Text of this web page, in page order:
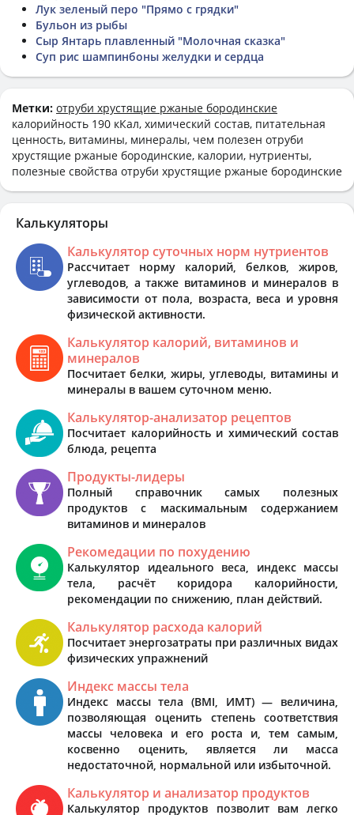
Лук зеленый перо "Прямо с грядки"
Бульон из рыбы
Сыр Янтарь плавленный "Молочная сказка"
Суп рис шампинбоны желудки и сердца
Метки: отруби хрустящие ржаные бородинские
калорийность 190 кКал, химический состав, питательная
ценность, витамины, минералы, чем полезен отруби
хрустящие ржаные бородинские, калории, нутриенты,
полезные свойства отруби хрустящие ржаные бородинские
Калькуляторы
Калькулятор суточных норм нутриентов
Рассчитает норму калорий, белков, жиров,
углеводов, а также витаминов и минералов в
зависимости от пола, возраста, веса и уровня
физической активности.
Калькулятор калорий, витаминов и
минералов
Посчитает белки, жиры, углеводы, витамины и
минералы в вашем суточном меню.
Калькулятор-анализатор рецептов
Посчитает калорийность и химический состав
блюда, рецепта
Продукты-лидеры
Полный справочник самых полезных
продуктов с маскимальным содержанием
витаминов и минералов
Рекомедации по похудению
Калькулятор идеального веса, индекс массы
тела, расчёт коридора калорийности,
рекомендации по снижению, план действий.
Калькулятор расхода калорий
Посчитает энергозатраты при различных видах
физических упражнений
Индекс массы тела
Индекс массы тела (BMI, ИМТ) — величина,
позволяющая оценить степень соответствия
массы человека и его роста и, тем самым,
косвенно оценить, является ли масса
недостаточной, нормальной или избыточной.
Калькулятор и анализатор продуктов
Калькулятор продуктов позволит вам легко